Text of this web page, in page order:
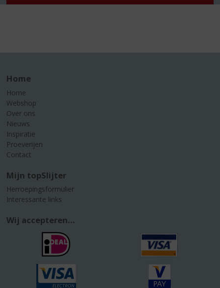
Home
Home
Webshop
Over ons
Nieuws
Inspiratie
Proeverijen
Contact
Mijn topSlijter
Herroepingsformulier
Interessante links
Wij accepteren...